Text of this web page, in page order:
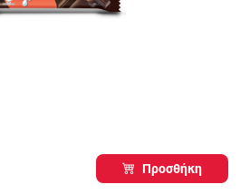
Προσθήκη